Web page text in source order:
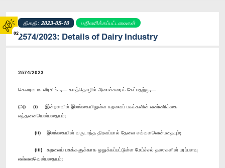
02
திகதி: 2023-05-10 பதிலளிக்கப்பட்டவைகள்
2574/2023: Details of Dairy Industry
2574/2023
கௌரவ டீ. வீரசிங்க,— கமத்தொழில் அமைச்சரைக் கேட்பதற்கு,—
(அ) (i) இன்றளவில் இலங்கையிலுள்ள கறவைப் பசுக்களின் எண்ணிக்கை
எத்தனையென்பதையும்;
(ii) இலங்கையின் வருடாந்த திரவப்பால் தேவை எவ்வளவென்பதையும்;
(iii) கறவைப் பசுக்களுக்காக ஒதுக்கப்பட்டுள்ள மேய்ச்சல் தரைகளின் பரப்பளவு
எவ்வளவென்பதையும்;